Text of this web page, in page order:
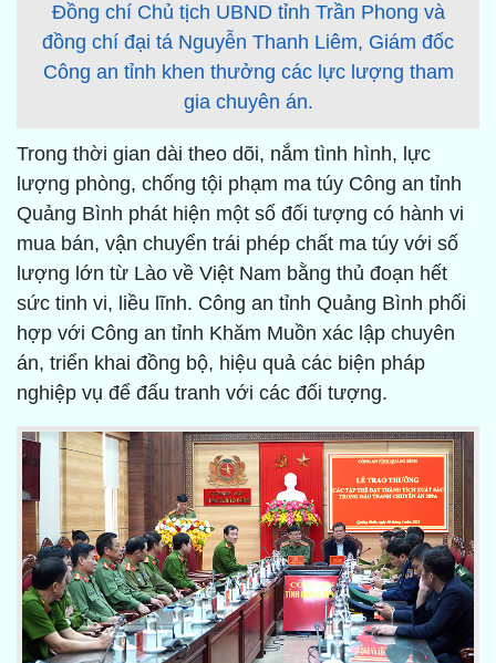
Đồng chí Chủ tịch UBND tỉnh Trần Phong và
đồng chí đại tá Nguyễn Thanh Liêm, Giám đốc
Công an tỉnh khen thưởng các lực lượng tham
gia chuyên án.
Trong thời gian dài theo dõi, nắm tình hình, lực
lượng phòng, chống tội phạm ma túy Công an tỉnh
Quảng Bình phát hiện một số đối tượng có hành vi
mua bán, vận chuyển trái phép chất ma túy với số
lượng lớn từ Lào về Việt Nam bằng thủ đoạn hết
sức tinh vi, liều lĩnh. Công an tỉnh Quảng Bình phối
hợp với Công an tỉnh Khăm Muồn xác lập chuyên
án, triển khai đồng bộ, hiệu quả các biện pháp
nghiệp vụ để đấu tranh với các đối tượng.